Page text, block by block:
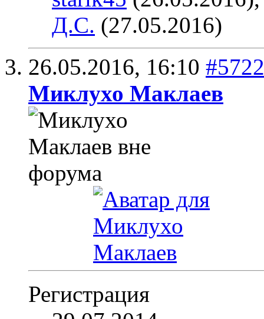
Д.С. (27.05.2016)
26.05.2016, 16:10 #5722
Миклухо Маклаев
Регистрация